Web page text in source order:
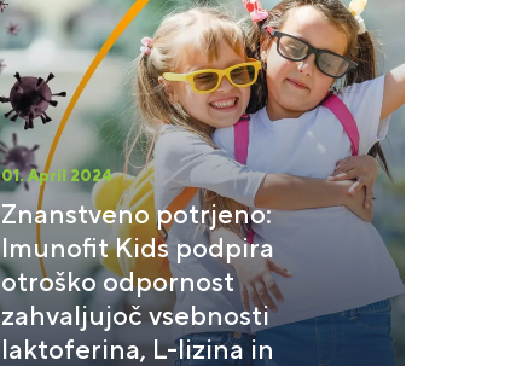
01. April 2024
Znanstveno potrjeno:
Imunofit Kids podpira
otroško odpornost
zahvaljujoč vsebnosti
laktoferina, L-lizina in